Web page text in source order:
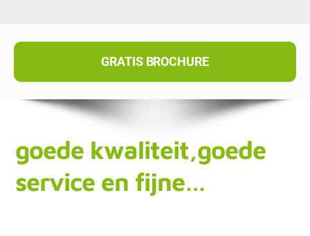
GRATIS BROCHURE
goede kwaliteit,goede
service en fijne…